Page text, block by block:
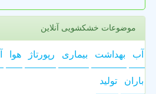
موضوعات خشکشویی آنلاین
آب بهداشت بیماری رپورتاژ هوا
باران تولید